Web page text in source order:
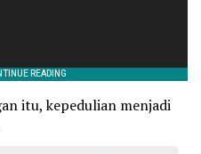
itu, kepedulian menjadi